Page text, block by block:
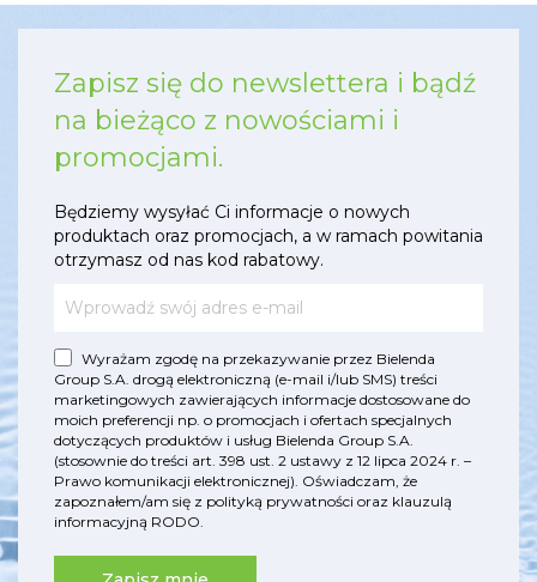
Zapisz się do newslettera i bądź
na bieżąco z nowościami i
promocjami.
Będziemy wysyłać Ci informacje o nowych
produktach oraz promocjach, a w ramach powitania
otrzymasz od nas kod rabatowy.
Wyrażam zgodę na przekazywanie przez Bielenda
Group S.A. drogą elektroniczną (e-mail i/lub SMS) treści
marketingowych zawierających informacje dostosowane do
moich preferencji np. o promocjach i ofertach specjalnych
dotyczących produktów i usług Bielenda Group S.A.
(stosownie do treści art. 398 ust. 2 ustawy z 12 lipca 2024 r. –
Prawo komunikacji elektronicznej). Oświadczam, że
zapoznałem/am się z polityką prywatności oraz klauzulą
informacyjną RODO.